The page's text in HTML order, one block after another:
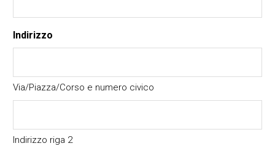
Indirizzo
Via/Piazza/Corso e numero civico
Indirizzo riga 2